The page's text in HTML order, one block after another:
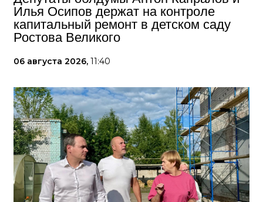
Илья Осипов держат на контроле
капитальный ремонт в детском саду
Ростова Великого
06 августа 2026, 11:40